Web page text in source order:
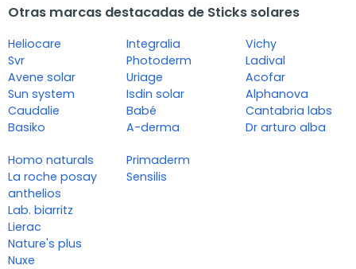
Otras marcas destacadas de Sticks solares
Heliocare
Svr
Avene solar
Sun system
Caudalie
Basiko
Integralia
Photoderm
Uriage
Isdin solar
Babé
A-derma
Vichy
Ladival
Acofar
Alphanova
Cantabria labs
Dr arturo alba
Homo naturals
La roche posay
anthelios
Lab. biarritz
Lierac
Nature's plus
Nuxe
Primaderm
Sensilis